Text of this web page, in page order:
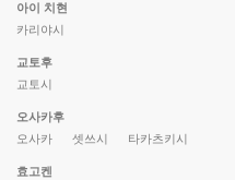
아이 치현
카리야시
교토후
교토시
오사카후
오사카
셋쓰시 타카츠키시
효고켄